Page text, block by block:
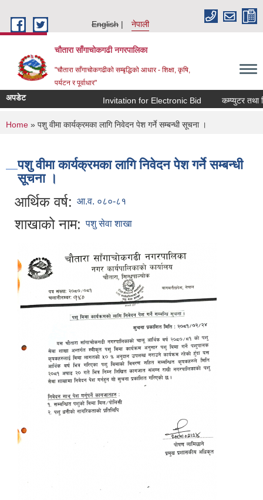
English
नेपाली
चौतारा साँगाचोकगढी नगरपालिका
"चौतारा साँगाचोकगढीको सम्बृद्धिको आधार - शिक्षा, कृषि,
पर्यटन र पूर्वाधार"
अपडेट Invitation for Electronic Bid कम्प्युटर तथा
You are here
Home » पशु वीमा कार्यक्रमका लागि निवेदन पेश गर्ने सम्बन्धी सूचना ।
पशु वीमा कार्यक्रमका लागि निवेदन पेश गर्ने सम्बन्धी
सूचना ।
आर्थिक वर्ष: आ.व. ०८०-८१
शाखाको नाम: पशु सेवा शाखा